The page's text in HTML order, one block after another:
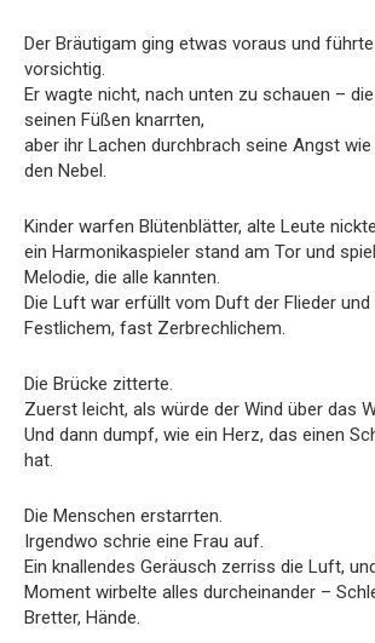
Der Bräutigam ging etwas voraus und
vorsichtig.
Er wagte nicht, nach unten zu schauen –
seinen Füßen knarrten,
aber ihr Lachen durchbrach seine Angst
den Nebel.
Kinder warfen Blütenblätter, alte Leute
ein Harmonikaspieler stand am Tor und
Melodie, die alle kannten.
Die Luft war erfüllt vom Duft der Flieder
Festlichem, fast Zerbrechlichem.
Die Brücke zitterte.
Zuerst leicht, als würde der Wind über das
Und dann dumpf, wie ein Herz, das einen
hat.
Die Menschen erstarrten.
Irgendwo schrie eine Frau auf.
Ein knallendes Geräusch zerriss die Luft,
Moment wirbelte alles durcheinander –
Bretter, Hände.